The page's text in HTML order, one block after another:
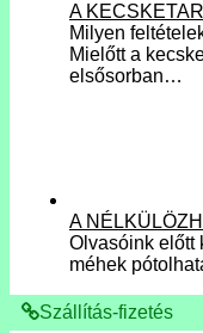
A
Milyen
Mielőtt a
elsősorban…
A
Olvasóink előtt
méhek
Szállítás-fizetés